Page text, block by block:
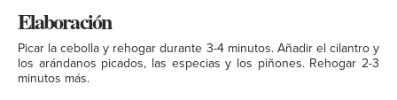
Elaboración
Picar la cebolla y rehogar durante 3-4 minutos. Añadir el cilantro y
los arándanos picados, las especias y los piñones. Rehogar 2-3
minutos más.